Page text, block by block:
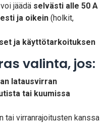
jäädä selvästi alle 50 A
ja oikein (holkit,
ja käyttötarkoituksen
valinta, jos:
latausvirran
tai kuumissa
tai virranrajoitusten kanssa